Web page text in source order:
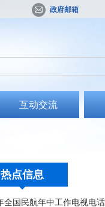
政府邮箱
互动交流
热点信息